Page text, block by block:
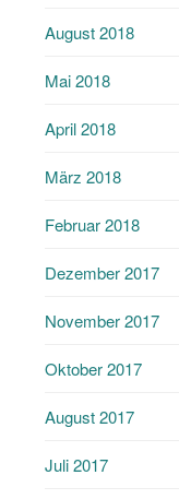
August 2018
Mai 2018
April 2018
März 2018
Februar 2018
Dezember 2017
November 2017
Oktober 2017
August 2017
Juli 2017